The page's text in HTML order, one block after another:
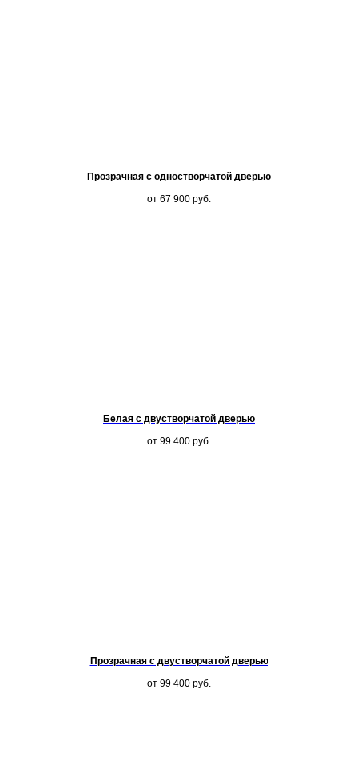
Прозрачная с одностворчатой дверью
от 67 900 руб.
Белая с двустворчатой дверью
от 99 400 руб.
Прозрачная с двустворчатой дверью
от 99 400 руб.